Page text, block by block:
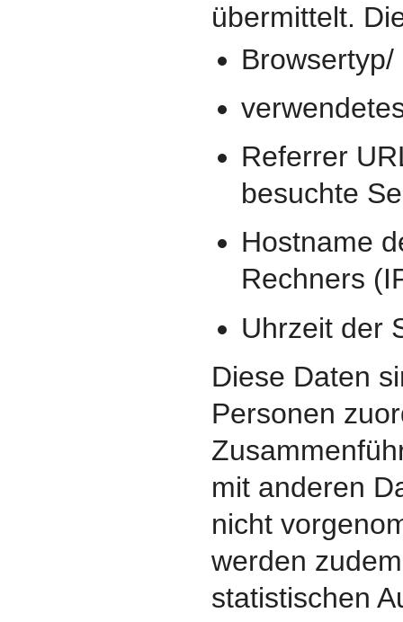
übermittelt.
Referrer
besuchte
Hostname
Rechners
Uhrzeit der
Diese Daten
Personen
mit anderen
nicht
werden
statistischen